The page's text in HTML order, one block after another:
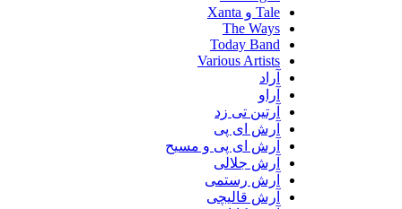
The Ways
Today Band
Various Artists
آرتین تی زد
آرش ای پی
آرش ای پی و مسیح
آرش جلالی
آرش رستمی
آرش قالیچی